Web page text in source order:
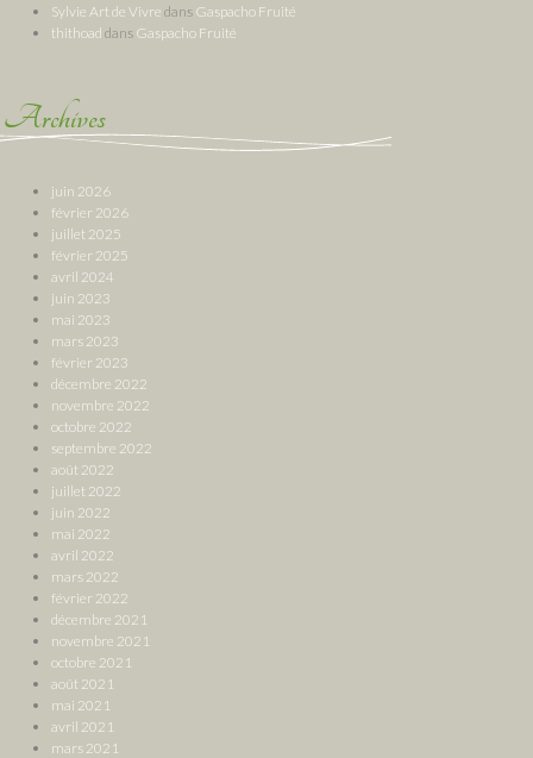
Sylvie Art de Vivre dans Gaspacho Fruité
thithoad dans Gaspacho Fruité
Archives
juin 2026
février 2026
juillet 2025
février 2025
avril 2024
juin 2023
mai 2023
mars 2023
février 2023
décembre 2022
novembre 2022
octobre 2022
septembre 2022
août 2022
juillet 2022
juin 2022
mai 2022
avril 2022
mars 2022
février 2022
décembre 2021
novembre 2021
octobre 2021
août 2021
mai 2021
avril 2021
mars 2021